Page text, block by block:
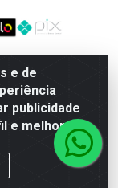
e de
publicidade
e melhorar a
LTDA - Rua
RJ - CEP:
27